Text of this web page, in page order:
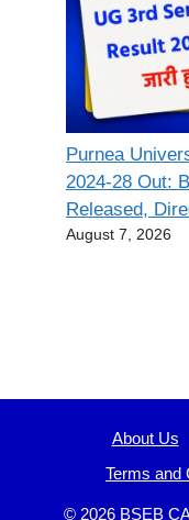
Purnea
2024-28 Out:
Released,
August 7, 2026
About Us
Terms and
© 2026 BSEB